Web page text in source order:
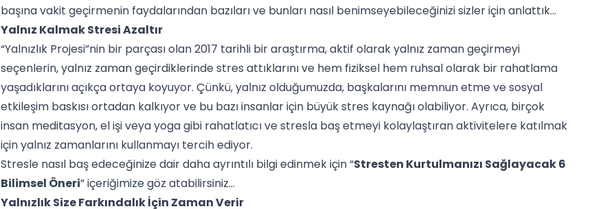
başına vakit geçirmenin faydalarından bazıları ve bunları nasıl benimseyebileceğinizi sizler için anlattık…
Yalnız Kalmak Stresi Azaltır
“Yalnızlık Projesi”nin bir parçası olan 2017 tarihli bir araştırma, aktif olarak yalnız zaman geçirmeyi
seçenlerin, yalnız zaman geçirdiklerinde stres attıklarını ve hem fiziksel hem ruhsal olarak bir rahatlama
yaşadıklarını açıkça ortaya koyuyor. Çünkü, yalnız olduğumuzda, başkalarını memnun etme ve sosyal
etkileşim baskısı ortadan kalkıyor ve bu bazı insanlar için büyük stres kaynağı olabiliyor. Ayrıca, birçok
insan meditasyon, el işi veya yoga gibi rahatlatıcı ve stresla baş etmeyi kolaylaştıran aktivitelere katılmak
için yalnız zamanlarını kullanmayı tercih ediyor.
Stresle nasıl baş edeceğinize dair daha ayrıntılı bilgi edinmek için “Stresten Kurtulmanızı Sağlayacak 6
Bilimsel Öneri” içeriğimize göz atabilirsiniz...
Yalnızlık Size Farkındalık İçin Zaman Verir